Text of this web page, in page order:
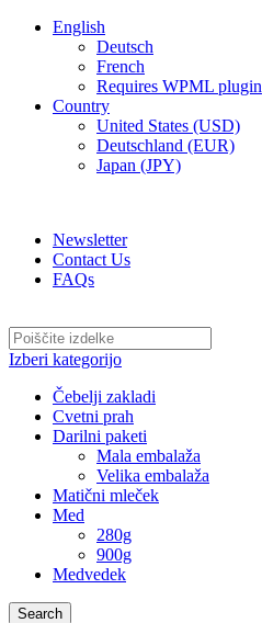
English
Deutsch
French
Requires WPML plugin
Country
United States (USD)
Deutschland (EUR)
Japan (JPY)
Newsletter
Contact Us
FAQs
Izberi kategorijo
Čebelji zakladi
Cvetni prah
Darilni paketi
Mala embalaža
Velika embalaža
Matični mleček
Med
280g
900g
Medvedek
Search